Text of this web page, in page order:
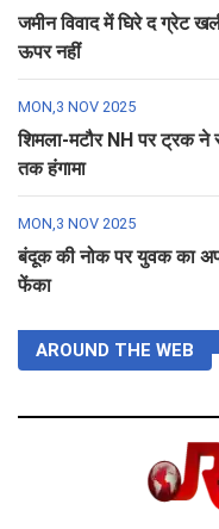
जमीन विवाद में घिरे द ग्रेट
ऊपर नहीं
MON,3 NOV 2025
शिमला-मटौर NH पर ट्रक ने
तक हंगामा
MON,3 NOV 2025
बंदूक की नोक पर युवक का
फेंका
AROUND THE WEB